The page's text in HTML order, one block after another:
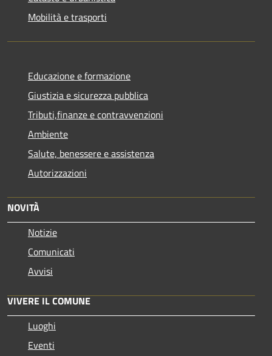
Mobilità e trasporti
Educazione e formazione
Giustizia e sicurezza pubblica
Tributi,finanze e contravvenzioni
Ambiente
Salute, benessere e assistenza
Autorizzazioni
NOVITÀ
Notizie
Comunicati
Avvisi
VIVERE IL COMUNE
Luoghi
Eventi